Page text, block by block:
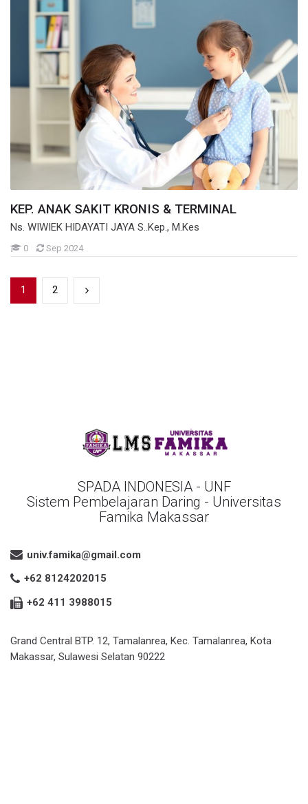
KEP. ANAK SAKIT KRONIS & TERMINAL
Ns. WIWIEK HIDAYATI JAYA S..Kep., M.Kes
0Mahasiswa
Sep 2024
1 2
SPADA INDONESIA - UNF
Sistem Pembelajaran Daring - Universitas
Famika Makassar
univ.famika@gmail.com
+62 8124202015
+62 411 3988015
Grand Central BTP. 12, Tamalanrea, Kec. Tamalanrea, Kota
Makassar, Sulawesi Selatan 90222